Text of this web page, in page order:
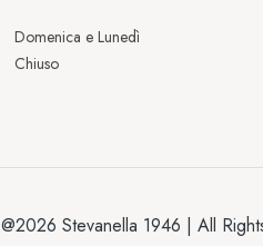
Domenica e Lunedì
Chiuso
@2026 Stevanella 1946 | All